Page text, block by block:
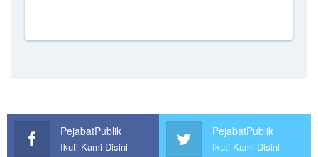
PejabatPublik
Ikuti Kami Disini
PejabatPublik
Ikuti Kami Disini